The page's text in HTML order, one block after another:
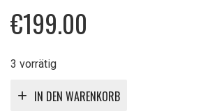
€199.00
3 vorrätig
IN DEN WARENKORB